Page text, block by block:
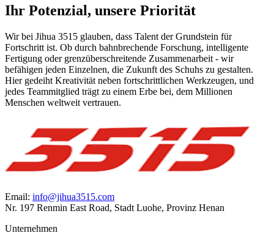
Ihr Potenzial, unsere Priorität
Wir bei Jihua 3515 glauben, dass Talent der Grundstein für
Fortschritt ist. Ob durch bahnbrechende Forschung, intelligente
Fertigung oder grenzüberschreitende Zusammenarbeit - wir
befähigen jeden Einzelnen, die Zukunft des Schuhs zu gestalten.
Hier gedeiht Kreativität neben fortschrittlichen Werkzeugen, und
jedes Teammitglied trägt zu einem Erbe bei, dem Millionen
Menschen weltweit vertrauen.
Email: info@jihua3515.com
Nr. 197 Renmin East Road, Stadt Luohe, Provinz Henan
Unternehmen